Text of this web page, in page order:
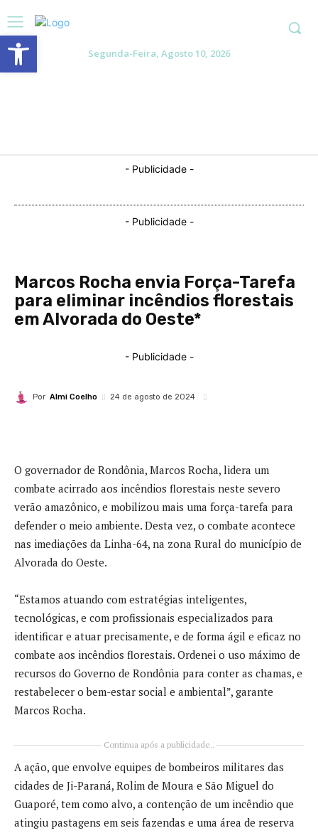
Segunda-Feira, Agosto 10, 2026
- Publicidade -
- Publicidade -
Marcos Rocha envia Força-Tarefa
para eliminar incêndios florestais
em Alvorada do Oeste*
- Publicidade -
Por Almi Coelho 24 de agosto de 2024
O governador de Rondônia, Marcos Rocha, lidera um
combate acirrado aos incêndios florestais neste severo
verão amazônico, e mobilizou mais uma força-tarefa para
defender o meio ambiente. Desta vez, o combate acontece
nas imediações da Linha-64, na zona Rural do município de
Alvorada do Oeste.
“Estamos atuando com estratégias inteligentes,
tecnológicas, e com profissionais especializados para
identificar e atuar precisamente, e de forma ágil e eficaz no
combate aos incêndios florestais. Ordenei o uso máximo de
recursos do Governo de Rondônia para conter as chamas, e
restabelecer o bem-estar social e ambiental”, garante
Marcos Rocha.
Continua após a publicidade..
A ação, que envolve equipes de bombeiros militares das
cidades de Ji-Paraná, Rolim de Moura e São Miguel do
Guaporé, tem como alvo, a contenção de um incêndio que
atingiu pastagens em seis fazendas e uma área de reserva
Abrir a barra de ferramentas